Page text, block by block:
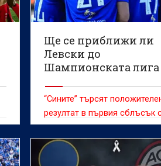
Ще се приближи ли
Левски до
Шампионската лига
“Сините” търсят
резултат в първия сблъсък
шампиона на Казахстан